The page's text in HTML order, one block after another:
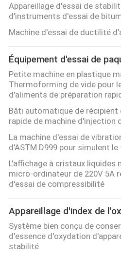
Appareillage d'essai de
d'instruments d'essai de
Machine d'essai de ductilité
Équipement d'essai de
Petite machine en plastique
Thermoforming de vide pour
d'aliments de préparation
Bâti automatique de récipient
rapide de machine d'injection
La machine d'essai de
d'ASTM D999 pour simulent
L'affichage à cristaux liquides
micro-ordinateur de 220V 5A
d'essai de compressibilité
Appareillage d'index de
Système bien conçu de
d'essence d'oxydation
stabilité